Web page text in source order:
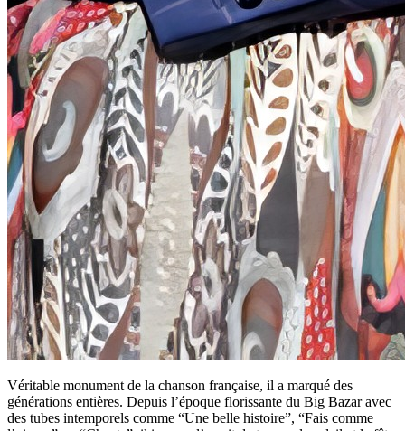
Véritable monument de la chanson française, il a marqué des
générations entières. Depuis l’époque florissante du Big Bazar avec
des tubes intemporels comme “Une belle histoire”, “Fais comme